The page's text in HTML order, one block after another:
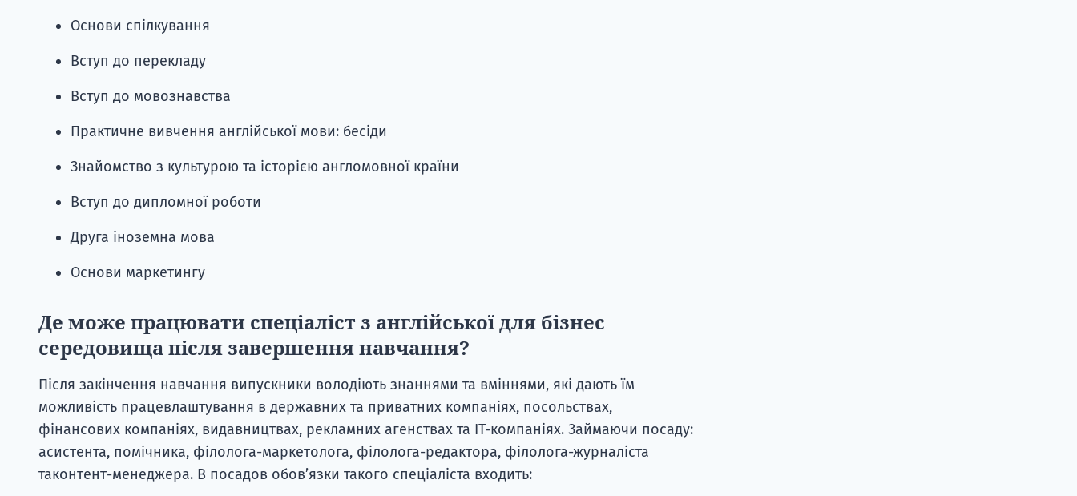
Основи спілкування
Вступ до перекладу
Вступ до мовознавства
Практичне вивчення англійської мови: бесіди
Знайомство з культурою та історією англомовної країни
Вступ до дипломної роботи
Друга іноземна мова
Основи маркетингу
Де може працювати спеціаліст з англійської для бізнес
середовища після завершення навчання?
Після закінчення навчання випускники володіють знаннями та вміннями, які дають їм
можливість працевлаштування в державних та приватних компаніях, посольствах,
фінансових компаніях, видавництвах, рекламних агенствах та ІТ-компаніях. Займаючи посаду:
асистента, помічника, філолога-маркетолога, філолога-редактора, філолога-журналіста
таконтент-менеджера. В посадов обов’язки такого спеціаліста входить: